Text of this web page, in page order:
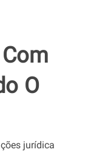
O
jurídica